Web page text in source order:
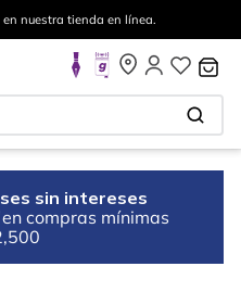
nuestra tienda en línea.
sin intereses
en compras mínimas